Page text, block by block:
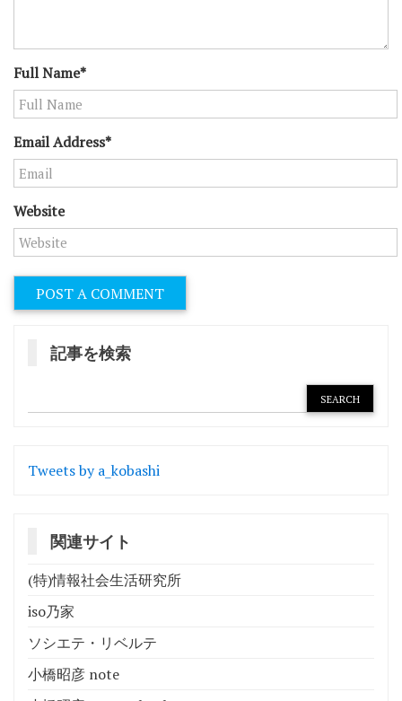
Full Name*
Email Address*
Website
記事を検索
Tweets by a_kobashi
関連サイト
(特)情報社会生活研究所
iso乃家
ソシエテ・リベルテ
小橋昭彦 note